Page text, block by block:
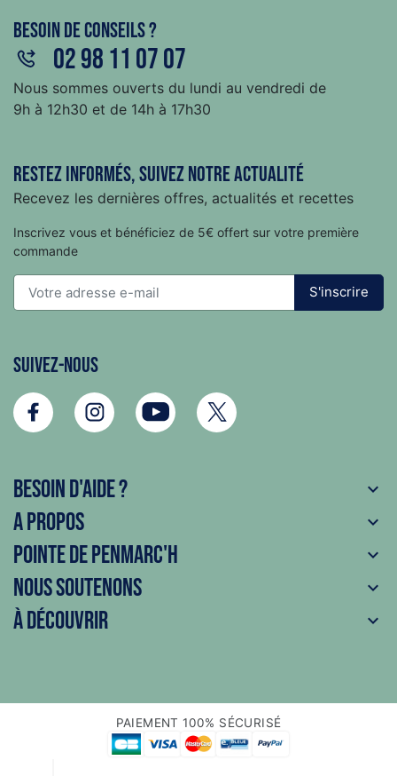
Besoin de conseils ?
02 98 11 07 07
Nous sommes ouverts du lundi au vendredi de
9h à 12h30 et de 14h à 17h30
Restez informés, suivez notre actualité
Recevez les dernières offres, actualités et recettes
Inscrivez vous et bénéficiez de 5€ offert sur votre première
commande
S'inscrire
Suivez-nous
Besoin d'aide ? 
A propos 
Pointe de Penmarc'h 
Nous soutenons 
À découvrir 
PAIEMENT 100% SÉCURISÉ